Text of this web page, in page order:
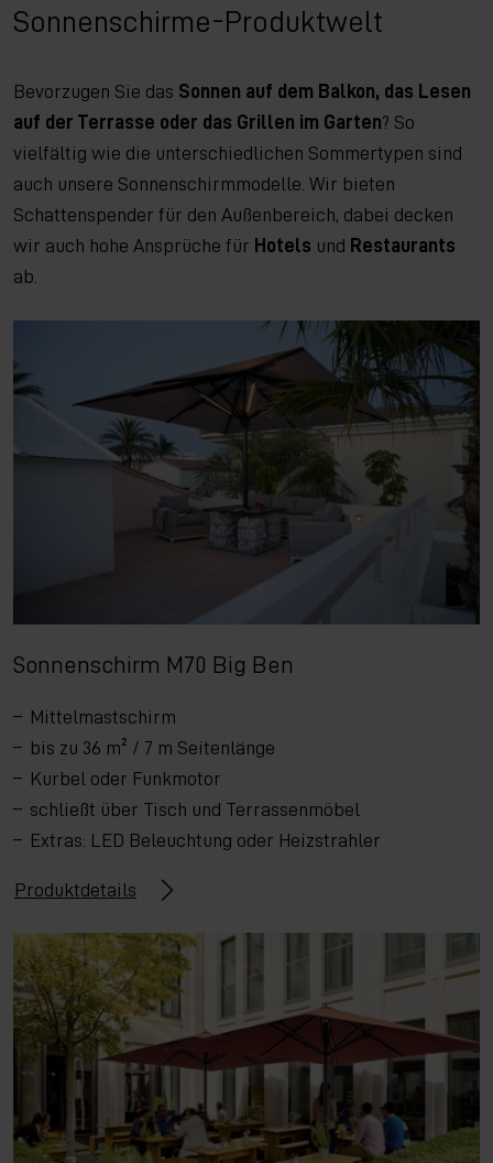
Sonnenschirme-Produktwelt
Bevorzugen Sie das Sonnen auf dem Balkon, das Lesen
auf der Terrasse oder das Grillen im Garten? So
vielfältig wie die unterschiedlichen Sommertypen sind
auch unsere Sonnenschirmmodelle. Wir bieten
Schattenspender für den Außenbereich, dabei decken
wir auch hohe Ansprüche für Hotels und Restaurants
ab.
Sonnenschirm M70 Big Ben
Mittelmastschirm
bis zu 36 m² / 7 m Seitenlänge
Kurbel oder Funkmotor
schließt über Tisch und Terrassenmöbel
Extras: LED Beleuchtung oder Heizstrahler
Produktdetails